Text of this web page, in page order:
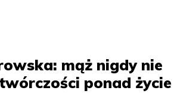
mąż nigdy nie
ponad życie